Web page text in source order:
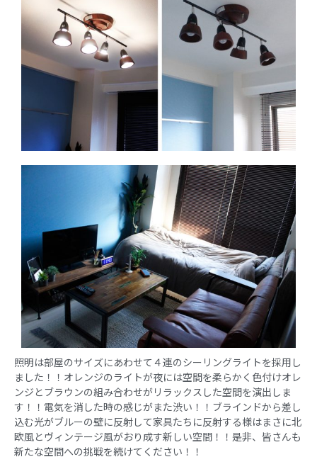
照明は部屋のサイズにあわせて４連のシーリングライトを採用し
ました！！オレンジのライトが夜には空間を柔らかく色付けオレ
ンジとブラウンの組み合わせがリラックスした空間を演出しま
す！！電気を消した時の感じがまた渋い！！ブラインドから差し
込む光がブルーの壁に反射して家具たちに反射する様はまさに北
欧風とヴィンテージ風がおり成す新しい空間！！是非、皆さんも
新たな空間への挑戦を続けてください！！